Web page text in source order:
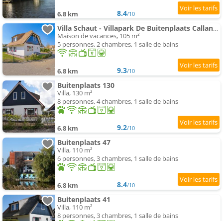
6.8 km 8.4/10
Villa Schaut - Villapark De Buitenplaats Callantsoog aan Zee
Maison de vacances, 105 m²
5 personnes, 2 chambres, 1 salle de bains
6.8 km 9.3/10
Buitenplaats 130
Villa, 130 m²
8 personnes, 4 chambres, 1 salle de bains
6.8 km 9.2/10
Buitenplaats 47
Villa, 110 m²
6 personnes, 3 chambres, 1 salle de bains
6.8 km 8.4/10
Buitenplaats 41
Villa, 110 m²
8 personnes, 3 chambres, 1 salle de bains